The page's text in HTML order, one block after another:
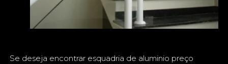
Se deseja encontrar esquadria de aluminio preço